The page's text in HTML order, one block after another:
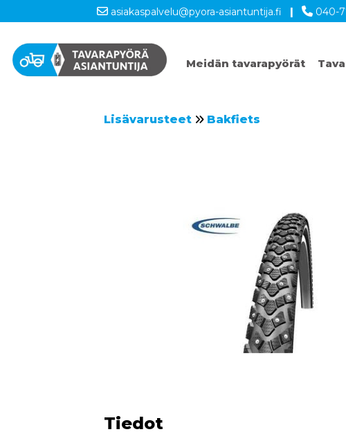
asiakaspalvelu@pyora-asiantuntija.fi | 040-
Meidän tavarapyörät
Lisävarusteet Bakfiets
Tiedot